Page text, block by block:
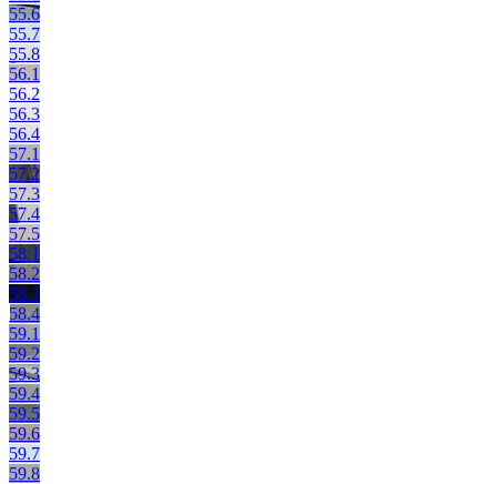
55.6
55.7
55.8
56.1
56.2
56.3
56.4
57.1
57.2
57.3
57.4
57.5
58.1
58.2
58.3
58.4
59.1
59.2
59.3
59.4
59.5
59.6
59.7
59.8